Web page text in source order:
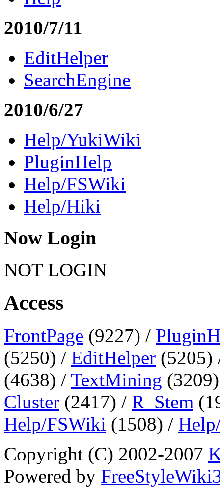
2010/7/11
EditHelper
SearchEngine
2010/6/27
Help/YukiWiki
PluginHelp
Help/FSWiki
Help/Hiki
Now Login
NOT LOGIN
Access
FrontPage (9227) /
(5250) / EditHelper
(4638) / TextMining
Cluster (2417) / R_Stem
Help/FSWiki (1508) /
Copyright (C) 2002-2007
Powered by